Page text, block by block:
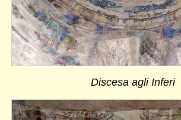
Discesa agli Inferi